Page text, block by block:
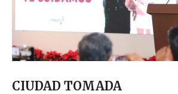
CIUDAD TOMADA